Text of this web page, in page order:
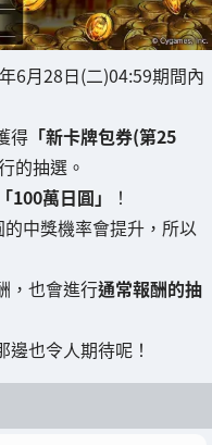
6月28日(二)04:59期間內
得 「新卡牌包券(第25
的抽選。
萬日圓」
！
中獎機率會提升，所以
，也會進行通常報酬的抽
也令人期待呢！